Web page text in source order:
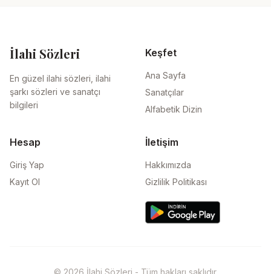
İlahi Sözleri
En güzel ilahi sözleri, ilahi
şarkı sözleri ve sanatçı
bilgileri
Keşfet
Ana Sayfa
Sanatçılar
Alfabetik Dizin
Hesap
Giriş Yap
Kayıt Ol
İletişim
Hakkımızda
Gizlilik Politikası
© 2026 İlahi Sözleri - Tüm hakları saklıdır.